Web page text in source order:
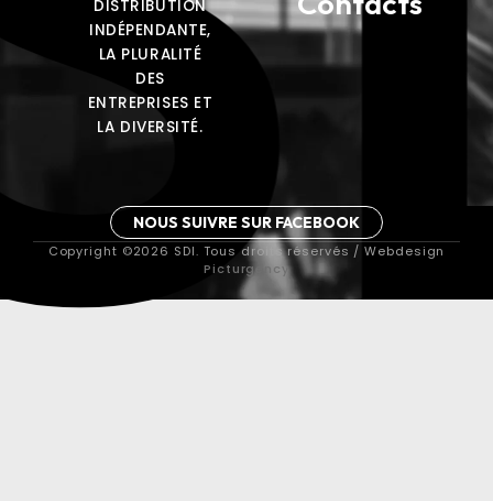
DISTRIBUTION
INDÉPENDANTE,
LA PLURALITÉ
DES
ENTREPRISES ET
LA DIVERSITÉ.
NOUS SUIVRE SUR FACEBOOK
Copyright ©2026 SDI. Tous droits réservés / Webdesign
Picturgency